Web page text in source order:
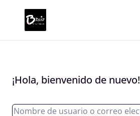
¡Hola, bienvenido de nuevo!